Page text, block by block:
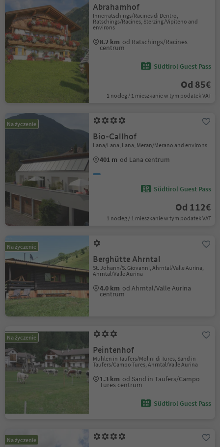
Abrahamhof
Innerratschings/Racines di Dentro,
Ratschings/Racines, Sterzing/Vipiteno and
environs
8.2 km od Ratschings/Racines
centrum
Südtirol Guest Pass
Od 85€
1 nocleg / 1 mieszkanie w tym podatek VAT
Na życzenie
Bio-Callhof
Lana/Lana, Lana, Meran/Merano and environs
401 m od Lana centrum
Südtirol Guest Pass
Od 112€
1 nocleg / 1 mieszkanie w tym podatek VAT
Na życzenie
Berghütte Ahrntal
St. Johann/S. Giovanni, Ahrntal/Valle Aurina,
Ahrntal/Valle Aurina
4.0 km od Ahrntal/Valle Aurina
centrum
Na życzenie
Peintenhof
Mühlen in Taufers/Molini di Tures, Sand in
Taufers/Campo Tures, Ahrntal/Valle Aurina
1.3 km od Sand in Taufers/Campo
Tures centrum
Südtirol Guest Pass
Na życzenie